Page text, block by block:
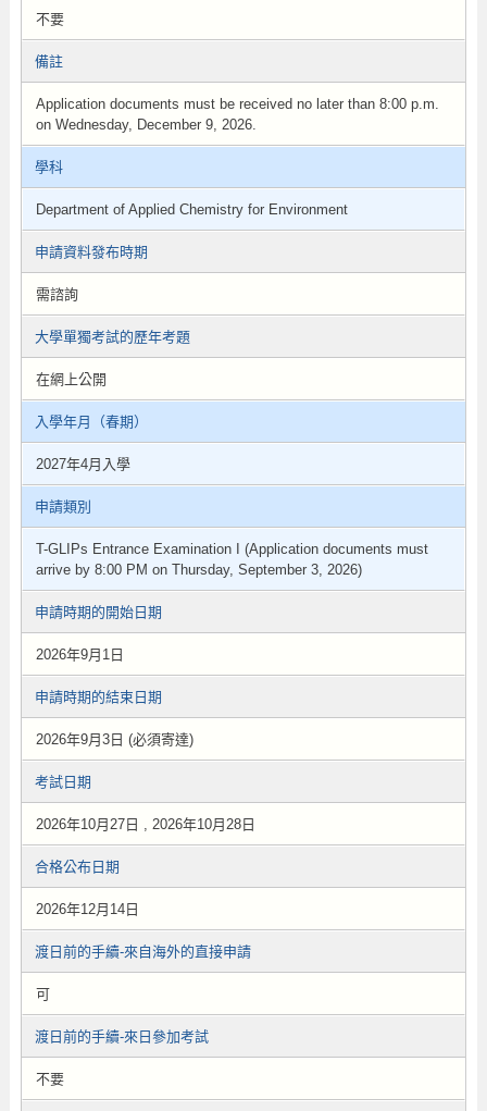
不要
備註
Application documents must be received no later than 8:00 p.m.
on Wednesday, December 9, 2026.
學科
Department of Applied Chemistry for Environment
申請資料發布時期
需諮詢
大學單獨考試的歷年考題
在網上公開
入學年月（春期）
2027年4月入學
申請類別
T-GLIPs Entrance Examination I (Application documents must
arrive by 8:00 PM on Thursday, September 3, 2026)
申請時期的開始日期
2026年9月1日
申請時期的結束日期
2026年9月3日 (必須寄達)
考試日期
2026年10月27日 , 2026年10月28日
合格公布日期
2026年12月14日
渡日前的手續-來自海外的直接申請
可
渡日前的手續-來日參加考試
不要